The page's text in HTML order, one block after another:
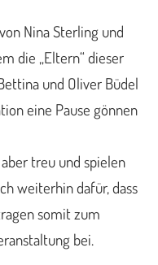
Nina Sterling und
die „Eltern“ dieser
und Oliver Büdel
eine Pause gönnen
treu und spielen
weiterhin dafür, dass
somit zum
bei.